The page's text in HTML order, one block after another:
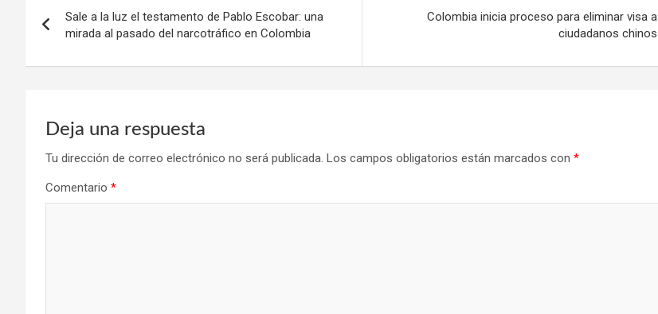
de
entradas
Sale a la luz el testamento de Pablo Escobar: una
mirada al pasado del narcotráfico en Colombia
Colombia inicia proceso para eliminar visa a
ciudadanos chinos
Deja una respuesta
Tu dirección de correo electrónico no será publicada. Los campos obligatorios están marcados con *
Comentario *